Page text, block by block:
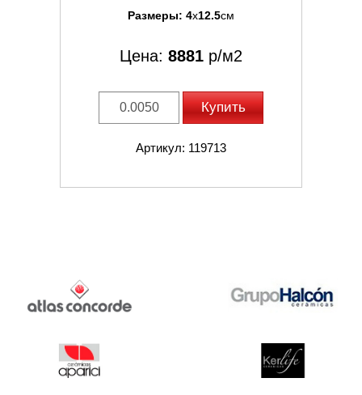
Размеры: 4x12.5см
Цена: 8881 р/м2
Купить
Артикул: 119713